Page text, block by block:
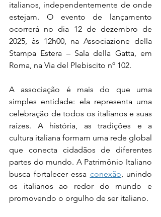
italianos, independentemente de onde
estejam. O evento de lançamento
ocorrerá no dia 12 de dezembro de
2025, às 12h00, na Associazione della
Stampa Estera – Sala della Gatta, em
Roma, na Via del Plebiscito nº 102.
A associação é mais do que uma
simples entidade: ela representa uma
celebração de todos os italianos e suas
raízes. A história, as tradições e a
cultura italiana formam uma rede global
que conecta cidadãos de diferentes
partes do mundo. A Patrimônio Italiano
busca fortalecer essa conexão, unindo
os italianos ao redor do mundo e
promovendo o orgulho de ser italiano.